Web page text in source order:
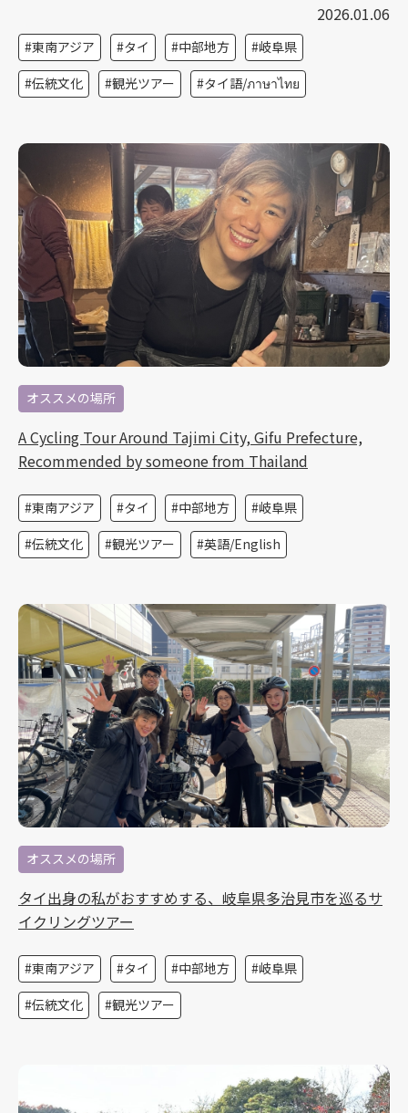
2026.01.06
東南アジア タイ 中部地方
岐阜県
伝統文化
観光ツアー タイ語/ภาษาไทย
オススメの場所
A Cycling Tour Around Tajimi City, Gifu Prefecture,
Recommended by someone from Thailand
東南アジア タイ 中部地方
岐阜県
伝統文化
観光ツアー 英語/English
オススメの場所
タイ出身の私がおすすめする、岐阜県多治見市を巡るサ
イクリングツアー
東南アジア タイ 中部地方
岐阜県
伝統文化
観光ツアー